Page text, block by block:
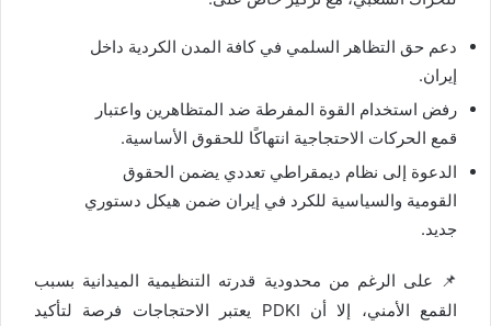
دعم حق التظاهر السلمي في كافة المدن الكردية داخل
إيران.
رفض استخدام القوة المفرطة ضد المتظاهرين واعتبار
قمع الحركات الاحتجاجية انتهاكًا للحقوق الأساسية.
الدعوة إلى نظام ديمقراطي تعددي يضمن الحقوق
القومية والسياسية للكرد في إيران ضمن هيكل دستوري
جديد.
📌 على الرغم من محدودية قدرته التنظيمية الميدانية بسبب
القمع الأمني، إلا أن PDKI يعتبر الاحتجاجات فرصة لتأكيد